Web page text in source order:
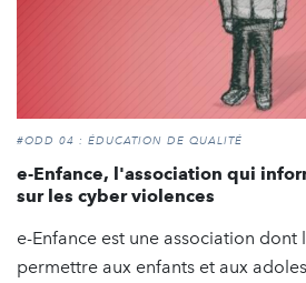
#ODD 04 : ÉDUCATION DE QUALITÉ
e-Enfance, l'association qui
sur les cyber violences
e-Enfance est une association dont
permettre aux enfants et aux